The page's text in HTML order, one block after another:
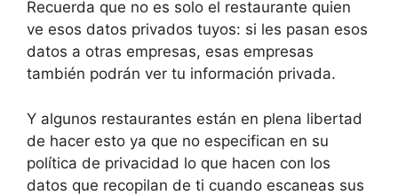
Recuerda que no es solo el restaurante quien
ve esos datos privados tuyos: si les pasan esos
datos a otras empresas, esas empresas
también podrán ver tu información privada.
Y algunos restaurantes están en plena libertad
de hacer esto ya que no especifican en su
política de privacidad lo que hacen con los
datos que recopilan de ti cuando escaneas sus